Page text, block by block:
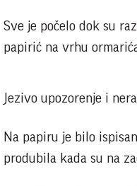
Sve je počelo dok su
papirić na vrhu
Jezivo upozorenje i
Na papiru je bilo
produbila kada su na